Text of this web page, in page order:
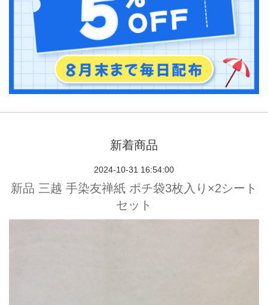
新着商品
2024-10-31 16:54:00
新品 三越 手染友禅紙 ポチ袋3枚入り×2シート
セット